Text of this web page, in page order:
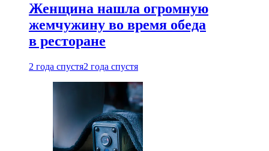
Женщина нашла огромную
жемчужину во время обеда
в ресторане
2 года спустя2 года спустя